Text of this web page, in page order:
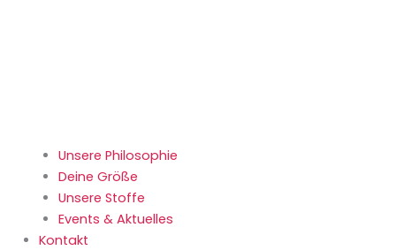
Unsere Philosophie
Deine Größe
Unsere Stoffe
Events & Aktuelles
Kontakt